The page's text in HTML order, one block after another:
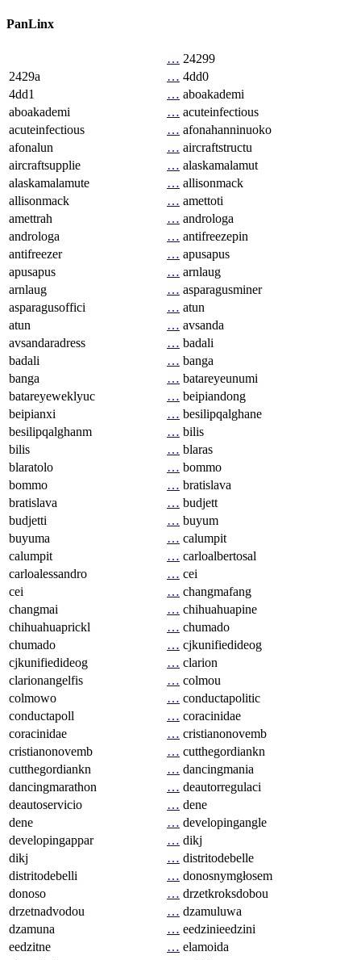
PanLinx
… 24299
2429a
… 4dd0
4dd1
… aboakademi
aboakademi
… acuteinfectious
acuteinfectious
… afonahanninuoko
afonalun
… aircraftstructu
aircraftsupplie
… alaskamalamut
alaskamalamute
… allisonmack
allisonmack
… amettoti
amettrah
… androloga
androloga
… antifreezepin
antifreezer
… apusapus
apusapus
… arnlaug
arnlaug
… asparagusminer
asparagusoffici
… atun
atun
… avsanda
avsandaradress
… badali
badali
… banga
banga
… batareyeunumi
batareyeweklyuc
… beipiandong
beipianxi
… besilipqalghane
besilipqalghanm
… bilis
bilis
… blaras
blaratolo
… bommo
bommo
… bratislava
bratislava
… budjett
budjetti
… buyum
buyuma
… calumpit
calumpit
… carloalbertosal
carloalessandro
… cei
cei
… changmafang
changmai
… chihuahuapine
chihuahuaprickl
… chumado
chumado
… cjkunifiedideog
cjkunifiedideog
… clarion
clarionangelfis
… colmou
colmowo
… conductapolitic
conductapoll
… coracinidae
coracinidae
… cristianonovemb
cristianonovemb
… cutthegordiankn
cutthegordiankn
… dancingmania
dancingmarathon
… deautorregulaci
deautoservicio
… dene
dene
… developingangle
developingappar
… dikj
dikj
… distritodebelle
distritodebelli
… donosnymgłosem
donoso
… drzetkroksdobou
drzetnadvodou
… dzamuluwa
dzamuna
… eedzinieedzini
eedzitne
… elamoida